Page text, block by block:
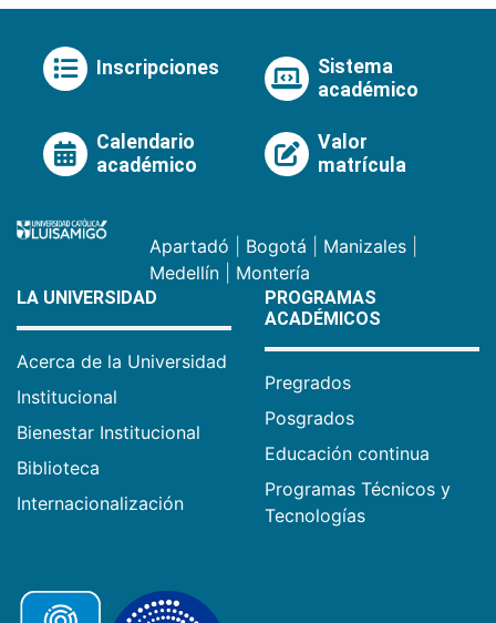
Inscripciones
Sistema
académico
Calendario
académico
Valor
matrícula
Apartadó Bogotá Manizales
Medellín
Montería
LA UNIVERSIDAD
Acerca de la Universidad
Institucional
Bienestar Institucional
Biblioteca
Internacionalización
PROGRAMAS
ACADÉMICOS
Pregrados
Posgrados
Educación continua
Programas Técnicos y
Tecnologías